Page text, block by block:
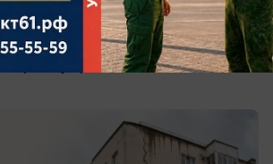
в подъезде ничего не
предстоящий капремонт
преимуществом